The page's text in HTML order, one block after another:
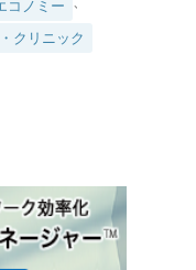
コノミー
クリニック